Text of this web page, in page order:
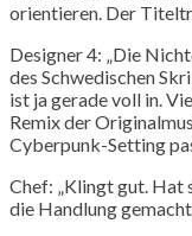
orientieren. Der
Designer 4: „Die
des Schwedischen
ist ja gerade voll in.
Remix der
Cyberpunk-Setting
Chef: „Klingt gut. Hat
die Handlung